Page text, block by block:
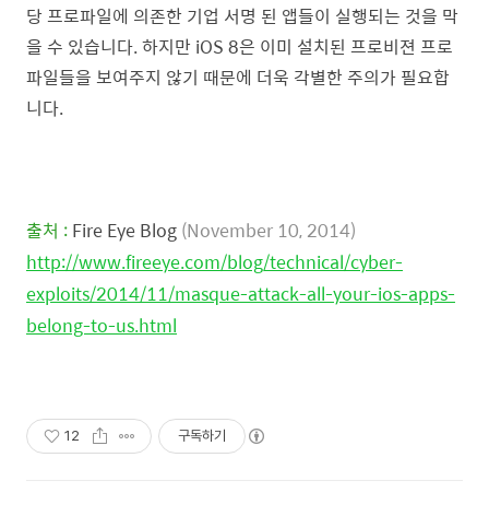
당 프로파일에 의존한 기업 서명 된 앱들이 실행되는 것을 막
을 수 있습니다. 하지만 iOS 8은 이미 설치된 프로비젼 프로
파일들을 보여주지 않기 때문에 더욱 각별한 주의가 필요합
니다.
출처 : Fire Eye Blog (November 10, 2014)
http://www.fireeye.com/blog/technical/cyber-
exploits/2014/11/masque-attack-all-your-ios-apps-
belong-to-us.html
12 구독하기